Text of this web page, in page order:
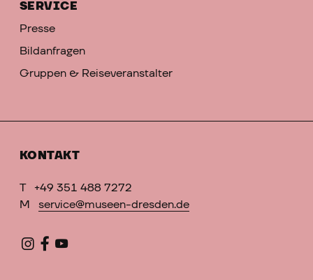
SERVICE
Presse
Bildanfragen
Gruppen & Reiseveranstalter
KONTAKT
T
+49 351 488 7272
M
service@museen-dresden.de